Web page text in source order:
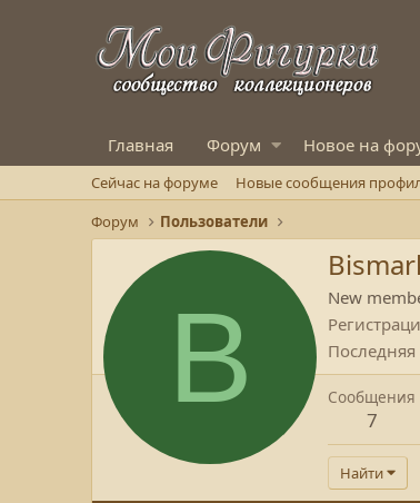
Главная Форум Новое на
Сейчас на форуме Новые сообщения
Форум
Пользователи
B New
Последняя
Сообщения
7
Найти